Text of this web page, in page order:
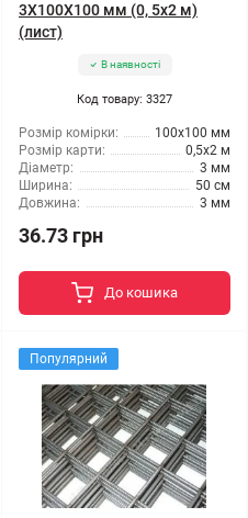
3X100X100 мм (0, 5x2 м)
(лист)
В наявності
Код товару: 3327
Розмір комірки:
100x100 мм
Розмір карти:
0,5x2 м
Діаметр:
3 мм
Ширина:
50 см
Довжина:
3 мм
36.73 грн
До кошика
Популярний